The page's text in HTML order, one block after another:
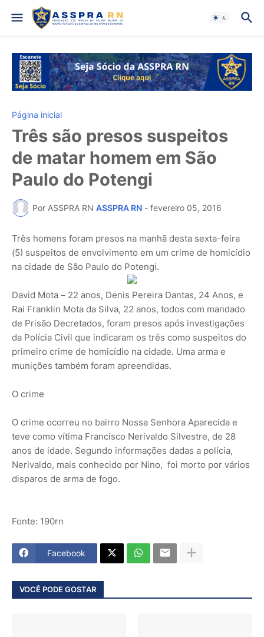
Página inicial
Três são presos suspeitos
de matar homem em São
Paulo do Potengi
Por ASSPRA RN ASSPRA RN - fevereiro 05, 2016
Três homens foram presos na manhã desta sexta-feira
(5) suspeitos de envolvimento em um crime de homicídio
na cidade de São Paulo do Potengi.
David Mota – 22 anos, Denis Pereira Dantas, 24 Anos, e
Rai Franklin Mota da Silva, 22 anos, todos com mandado
de Prisão Decretados, foram presos após investigações
da Polícia Civil que indicaram os três como suspeitos do
primeiro crime de homicídio na cidade. Uma arma e
munições também foram apreendidas.
O crime
O crime ocorreu no bairro Nossa Senhora Aparecida e
teve como vítima Francisco Nerivaldo Silvestre, de 28
anos de idade. Segundo informações dadas a polícia,
Nerivaldo, mais conhecido por Nino, foi morto por vários
disparos de arma de fogo.
Fonte: 190rn
Facebook
VOCÊ PODE GOSTAR